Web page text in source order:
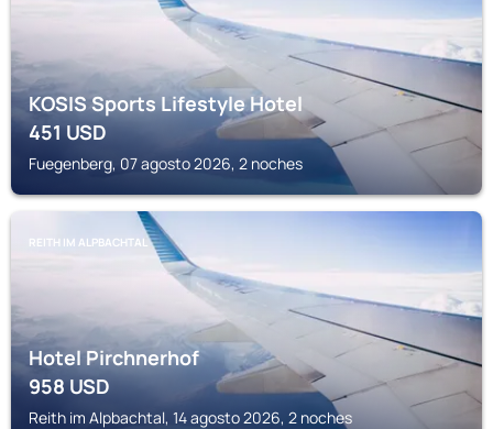
KOSIS Sports Lifestyle Hotel
451USD
Fuegenberg, 07 agosto 2026, 2 noches
REITH IM ALPBACHTAL
Hotel Pirchnerhof
958USD
Reith im Alpbachtal, 14 agosto 2026, 2 noches